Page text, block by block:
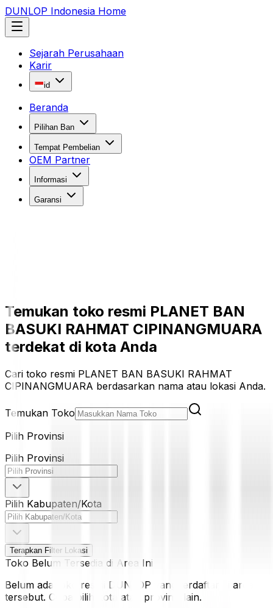
DUNLOP Indonesia Home
Sejarah Perusahaan
Karir
id
Beranda
Pilihan Ban
Tempat Pembelian
OEM Partner
Informasi
Garansi
Temukan toko resmi PLANET BAN
BASUKI RAHMAT CIPINANGMUARA
terdekat di kota Anda
Cari toko resmi PLANET BAN BASUKI RAHMAT
CIPINANGMUARA berdasarkan nama atau lokasi Anda.
Temukan Toko
Pilih Provinsi
Pilih Provinsi
Pilih Kabupaten/Kota
Terapkan Filter Lokasi
Toko Belum Tersedia di Area Ini
Belum ada toko resmi DUNLOP yang terdaftar di area
tersebut. Coba pilih kota atau provinsi lain.